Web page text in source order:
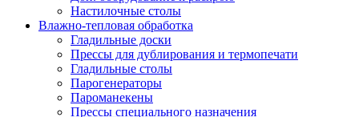
Настилочные столы
Влажно-тепловая обработка
Гладильные доски
Прессы для дублирования и термопечати
Гладильные столы
Парогенераторы
Пароманекены
Прессы специального назначения